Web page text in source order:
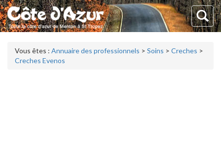
Vous êtes : Annuaire des professionnels > Soins > Creches >
Creches Evenos